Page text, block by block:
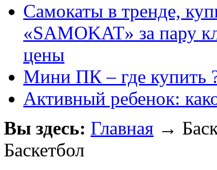
Самокаты в тренде,
«SAMOKAT» за пару
цены
Мини ПК – где купить
Активный ребенок:
Вы здесь: Главная →
Баскетбол